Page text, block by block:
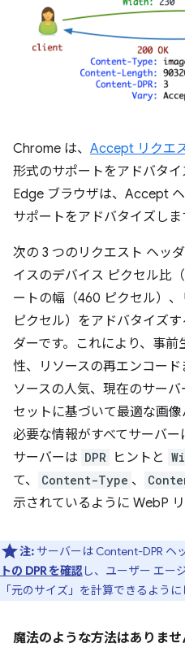
Chrome は、 Accept リクエ
形式のサポートをアドバタ
Edge ブラウザは、Accept
サポートをアドバタイズしま
次の 3 つのリクエスト ヘッ
イスのデバイス ピクセル比
ートの幅（460 ピクセル）
ピクセル）をアドバタイズ
ダーです。これにより、事
性、リソースの再エンコー
ソースの人気、現在のサー
セットに基づいて最適な画
必要な情報がすべてサーバー
サーバーは DPR ヒントと
て、
Content-Type 、
示されているように WebP リ
注: サーバーは Content-DPR ヘ
トの DPR を確認し、ユーザー エー
「元のサイズ」を計算できるように
魔法のような方法はありませ